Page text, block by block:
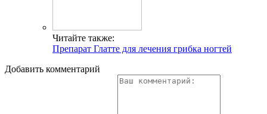
Читайте также:
Препарат Глатте для лечения грибка ногтей
Добавить комментарий